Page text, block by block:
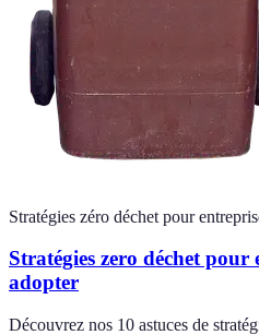
Stratégies zéro déchet pour
Stratégies zero déchet pour
adopter
Découvrez nos 10 astuces de